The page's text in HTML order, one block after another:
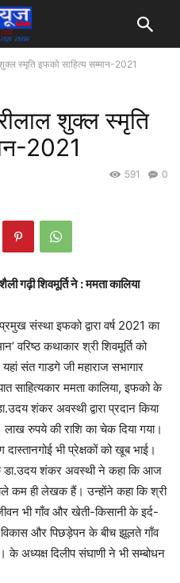
शुक्ल स्मृति इफको साहित्य सम्मान-2021
शुक्ल स्मृति
2021
0
591
शिवमूर्ति ने : ममता कालिया
संस्था इफको द्वारा वर्ष 2021 का
वरिष्ठ कथाकार श्री शिवमूर्ति को
संत गाडगे जी महाराज सभागार
साहित्यकार ममता कालिया, इफको के
शंकर अवस्थी द्वारा प्रदान किया
रुपये की राशि का चेक दिया गया।
भी प्रेक्षकों को खूब भाई।
डा.उदय शंकर अवस्थी ने कहा कि आज
कम ही लेखक हैं। उन्होंने कहा कि श्री
भी गाँव और खेती-किसानी के इर्द-
विकास और पिछड़ेपन के बीच झूलते गाँव
अध्यक्ष दिलीप संघाणी ने भी सम्बोधन